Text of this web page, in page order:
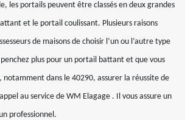
les portails peuvent être classés en deux grandes
et le portail coulissant. Plusieurs raisons
de maisons de choisir l’un ou l’autre type
plus pour un portail battant et que vous
notamment dans le 40290, assurer la réussite de
au service de WM Elagage . Il vous assure un
professionnel.